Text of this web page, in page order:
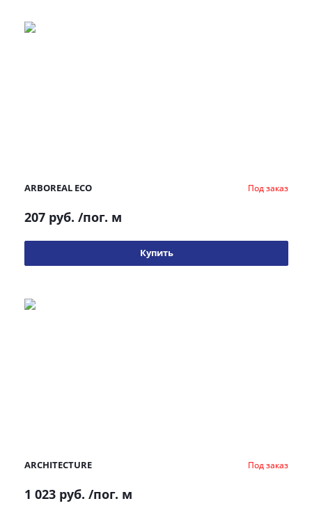
ARBOREAL ECO Под заказ
207 руб. /пог. м
Купить
ARCHITECTURE Под заказ
1 023 руб. /пог. м